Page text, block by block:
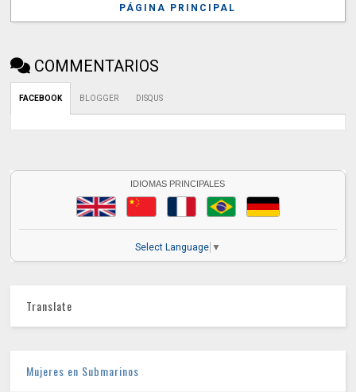
PÁGINA PRINCIPAL
COMMENTARIOS
FACEBOOK BLOGGER DISQUS
IDIOMAS PRINCIPALES
Select Language ▼
Translate
Mujeres en Submarinos